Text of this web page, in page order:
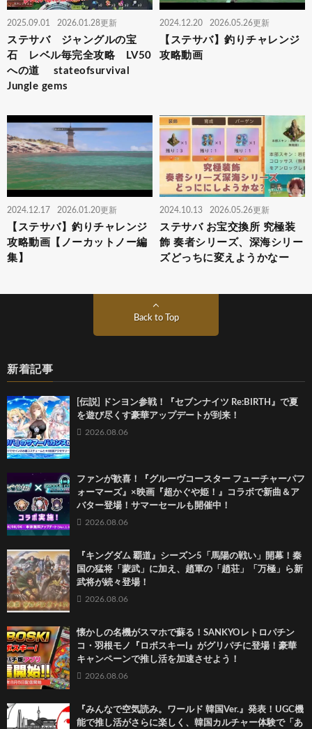
2025.09.01 2026.01.28更新
ステサバ ジャングルの宝
石 レベル毎完全攻略 LV50
への道 stateofsurvival
Jungle gems
2024.12.20 2026.05.26更新
【ステサバ】釣りチャレンジ
攻略動画
2024.12.17 2026.01.20更新
【ステサバ】釣りチャレンジ
攻略動画【ノーカットノー編
集】
2024.10.13 2026.05.26更新
ステサバ お宝交換所 究極装
飾 奏者シリーズ、深海シリー
ズどっちに変えようかなー
Back to Top
新着記事
[伝説] ドンヨン参戦！『セブンナイツ Re:BIRTH』で夏
を遊び尽くす豪華アップデートが到来！
2026.08.06
ファンが歓喜！『グルーヴコースター フューチャーパフ
ォーマーズ』×映画『超かぐや姫！』コラボで新曲＆ア
バター登場！サマーセールも開催中！
2026.08.06
『キングダム 覇道』シーズン5「馬陽の戦い」開幕！秦
国の猛将「蒙武」に加え、趙軍の「趙荘」「万極」ら新
武将が続々登場！
2026.08.06
懐かしの名機がスマホで蘇る！SANKYOレトロパチン
コ・羽根モノ『ロボスキーI』がグリパチに登場！豪華
キャンペーンで推し活を加速させよう！
2026.08.06
『みんなで空気読み。ワールド 韓国Ver.』発表！UGC機
能で推し活がさらに楽しく、韓国カルチャー体験で「あ